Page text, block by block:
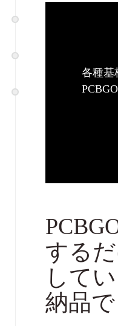
各種基
する
して
納品